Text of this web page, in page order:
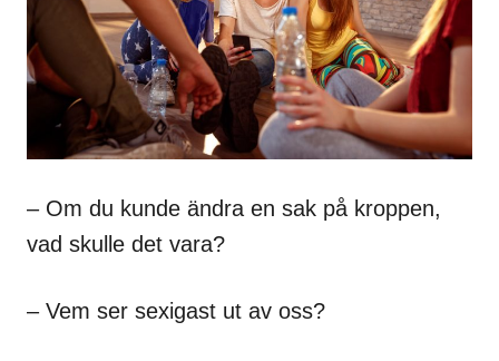
– Om du kunde ändra en sak på kroppen,
vad skulle det vara?
– Vem ser sexigast ut av oss?